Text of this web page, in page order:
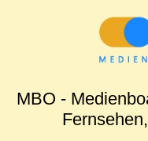
MBO -